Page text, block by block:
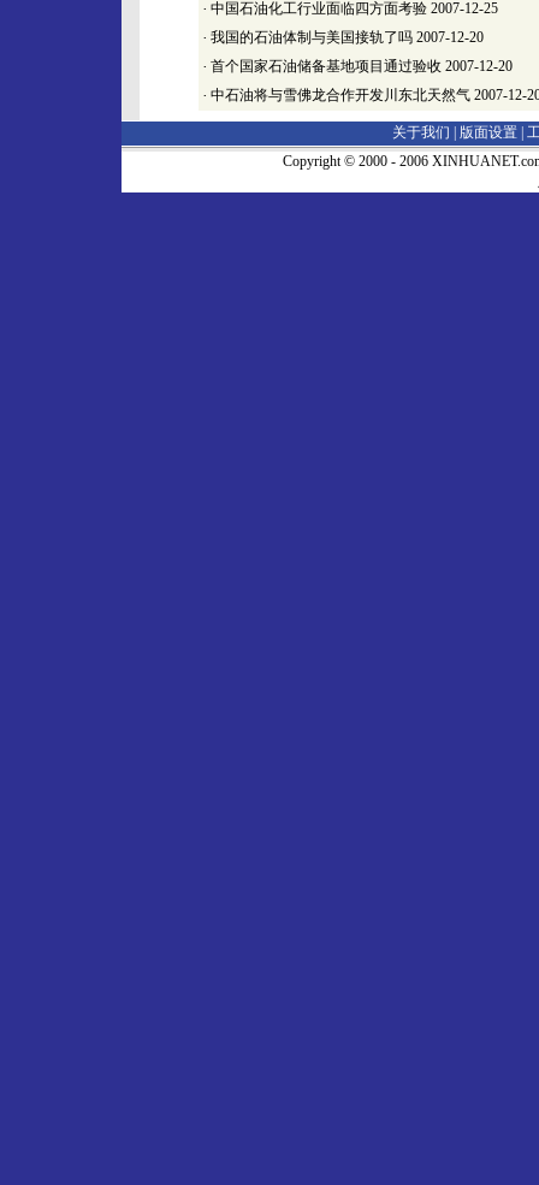
· 中国石油化工行业面临四方面考验 2007-12-25
· 我国的石油体制与美国接轨了吗 2007-12-20
· 首个国家石油储备基地项目通过验收 2007-12-20
· 中石油将与雪佛龙合作开发川东北天然气 2007-12-
关于我们 | 版面设置
Copyright © 2000 - 2006